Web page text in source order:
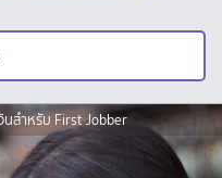
นสำหรับ First Jobber